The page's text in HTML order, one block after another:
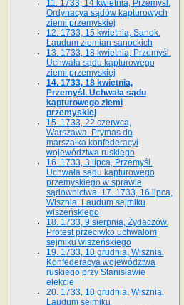
11. 1733, 14 kwietnia, Przemyśl.
Ordynacya sądów kapturowych
ziemi przemyskiej
12. 1733, 15 kwietnia, Sanok.
Laudum ziemian sanockich
13. 1733, 18 kwietnia, Przemyśl.
Uchwała sądu kapturowego
ziemi przemyskiej
14. 1733, 18 kwietnia,
Przemyśl. Uchwała sądu
kapturowego ziemi
przemyskiej
15. 1733, 22 czerwca,
Warszawa. Prymas do
marszałka konfederacyi
województwa ruskiego
16. 1733, 3 lipca, Przemyśl.
Uchwała sądu kapturowego
przemyskiego w sprawie
sądownictwa. 17. 1733, 16 lipca,
Wisznia. Laudum sejmiku
wiszeńskiego
18. 1733, 9 sierpnia, Żydaczów.
Protest przeciwko uchwałom
sejmiku wiszeńskiego
19. 1733, 10 grudnia, Wisznia.
Konfederacya województwa
ruskiego przy Stanisławie
elekcie
20. 1733, 10 grudnia, Wisznia.
Laudum sejmiku